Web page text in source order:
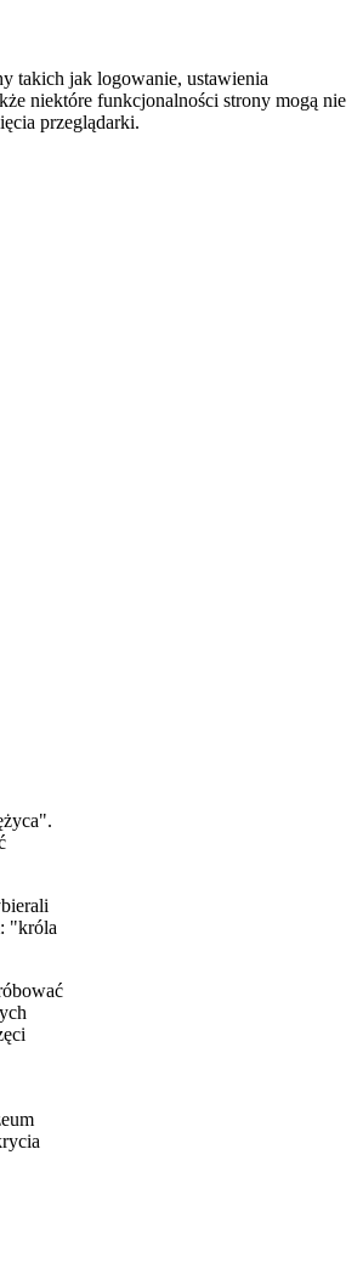
takich jak logowanie, ustawienia
niektóre funkcjonalności strony mogą nie
przeglądarki.
"króla